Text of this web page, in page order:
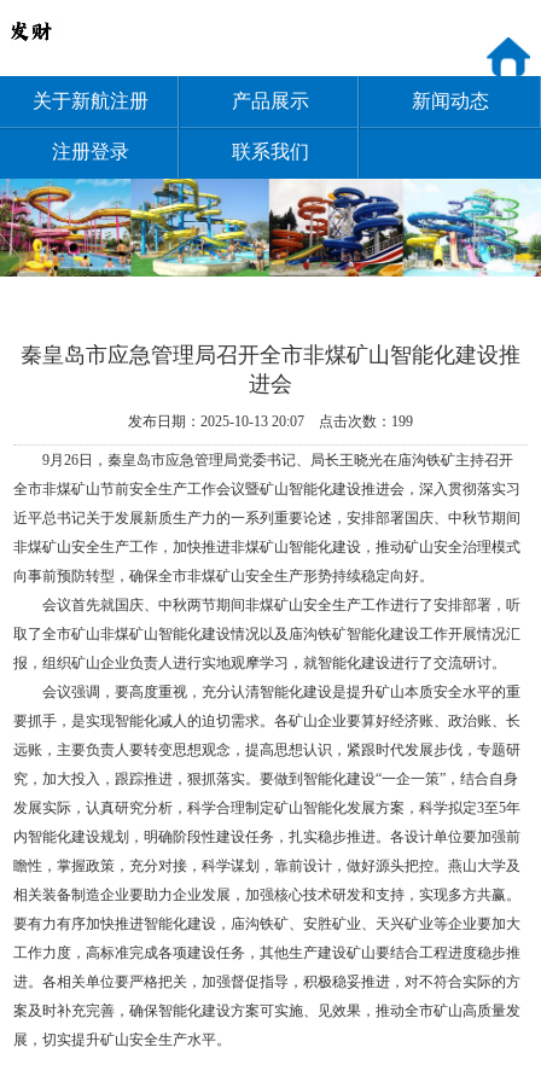
关于新航注册 产品展示 新闻动态
注册登录 联系我们
秦皇岛市应急管理局召开全市非煤矿山智能化建设推
进会
发布日期：2025-10-13 20:07 点击次数：199
9月26日，秦皇岛市应急管理局党委书记、局长王晓光在庙沟铁矿主持召开
全市非煤矿山节前安全生产工作会议暨矿山智能化建设推进会，深入贯彻落实习
近平总书记关于发展新质生产力的一系列重要论述，安排部署国庆、中秋节期间
非煤矿山安全生产工作，加快推进非煤矿山智能化建设，推动矿山安全治理模式
向事前预防转型，确保全市非煤矿山安全生产形势持续稳定向好。
会议首先就国庆、中秋两节期间非煤矿山安全生产工作进行了安排部署，听
取了全市矿山非煤矿山智能化建设情况以及庙沟铁矿智能化建设工作开展情况汇
报，组织矿山企业负责人进行实地观摩学习，就智能化建设进行了交流研讨。
会议强调，要高度重视，充分认清智能化建设是提升矿山本质安全水平的重
要抓手，是实现智能化减人的迫切需求。各矿山企业要算好经济账、政治账、长
远账，主要负责人要转变思想观念，提高思想认识，紧跟时代发展步伐，专题研
究，加大投入，跟踪推进，狠抓落实。要做到智能化建设“一企一策”，结合自身
发展实际，认真研究分析，科学合理制定矿山智能化发展方案，科学拟定3至5年
内智能化建设规划，明确阶段性建设任务，扎实稳步推进。各设计单位要加强前
瞻性，掌握政策，充分对接，科学谋划，靠前设计，做好源头把控。燕山大学及
相关装备制造企业要助力企业发展，加强核心技术研发和支持，实现多方共赢。
要有力有序加快推进智能化建设，庙沟铁矿、安胜矿业、天兴矿业等企业要加大
工作力度，高标准完成各项建设任务，其他生产建设矿山要结合工程进度稳步推
进。各相关单位要严格把关，加强督促指导，积极稳妥推进，对不符合实际的方
案及时补充完善，确保智能化建设方案可实施、见效果，推动全市矿山高质量发
展，切实提升矿山安全生产水平。